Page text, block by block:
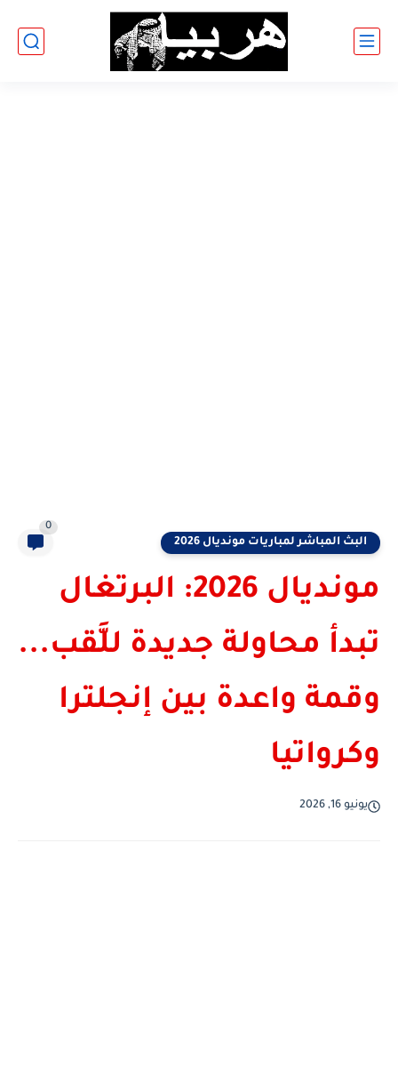
البث المباشر لمباريات مونديال 2026
0
مونديال 2026: البرتغال
تبدأ محاولة جديدة للَّقب...
وقمة واعدة بين إنجلترا
وكرواتيا
يونيو 16, 2026